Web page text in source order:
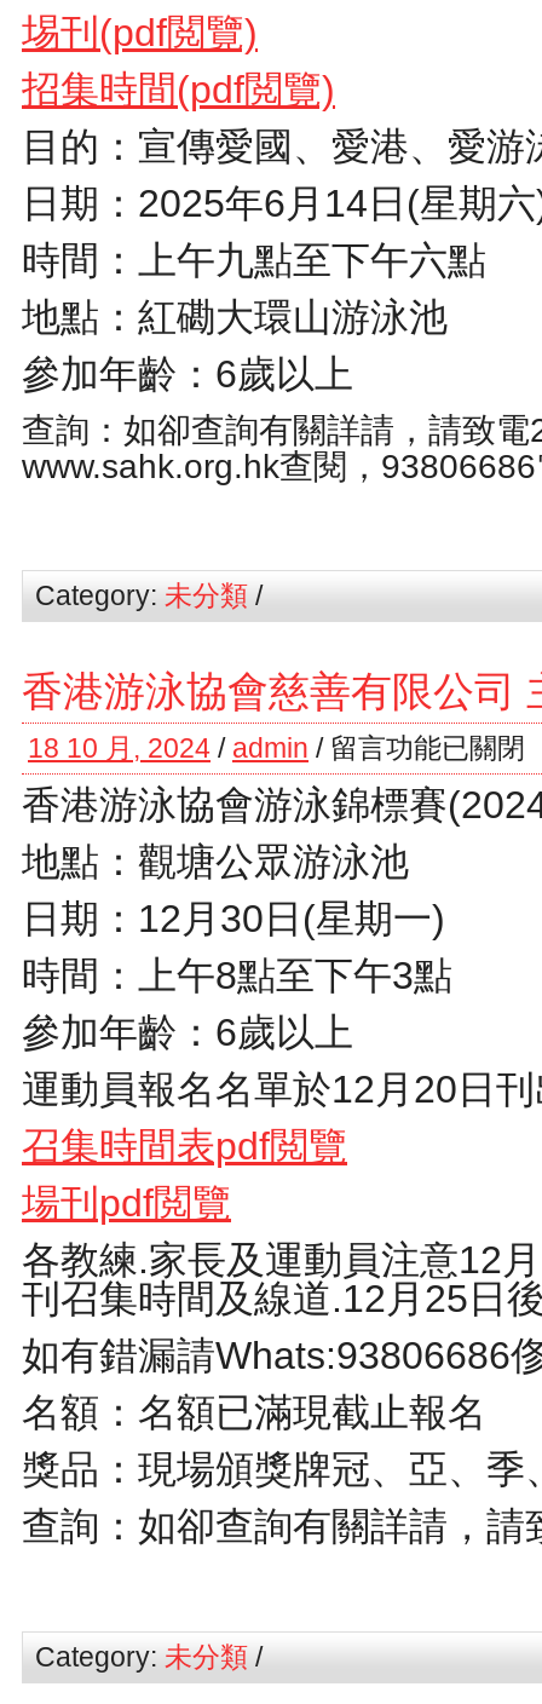
埸刊(pdf閲覽)
招集時間(pdf閲覽)
目的：宣傳愛國、愛港、愛游
日期：2025年6月14日(星期
時間：上午九點至下午六點
地點：紅磡大環山游泳池
參加年齡：6歲以上
查詢：如卻查詢有關詳請，請致
www.sahk.org.hk查閱，
Category: 未分類 /
香港游泳協會慈善有限公司
18 10 月, 2024 / admin / 留言功能已關閉
香港游泳協會游泳錦標賽
地點：觀塘公眾游泳池
日期：12月30日(星期一)
時間：上午8點至下午3點
參加年齡：6歲以上
運動員報名名單於12月20日
召集時間表pdf閲覽
場刊pdf閲覽
各教練.家長及運動員注意12
刊召集時間及線道.12月25日
如有錯漏請Whats:93806686
名額：名額已滿現截止報名
獎品：現場頒獎牌冠、亞、季
查詢：如卻查詢有關詳請，請
Category: 未分類 /